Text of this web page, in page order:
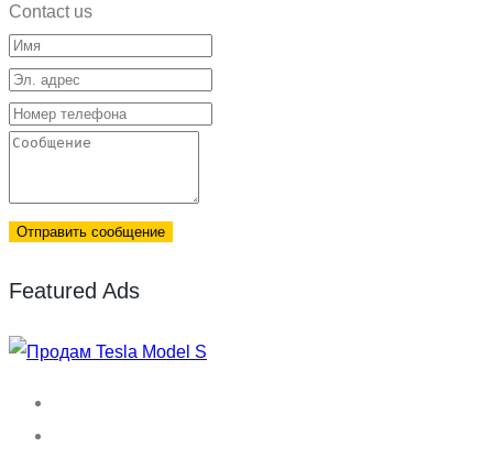
Contact us
Отправить сообщение
Featured Ads